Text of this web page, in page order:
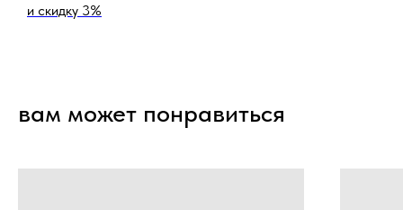
и скидку 3%
вам может понравиться